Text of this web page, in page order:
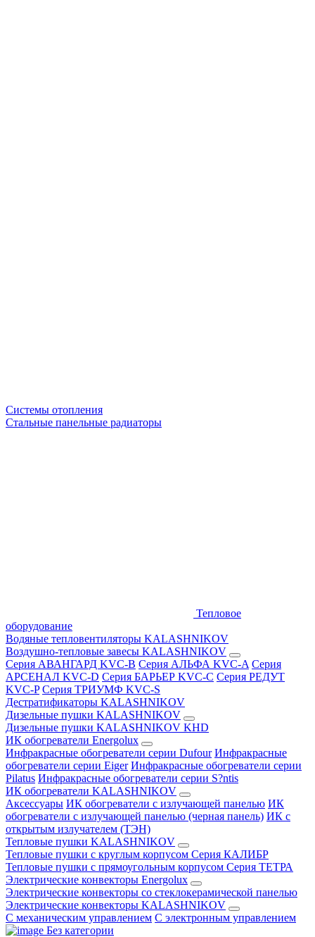
Системы отопления
Стальные панельные радиаторы
Тепловое
оборудование
Водяные тепловентиляторы KALASHNIKOV
Воздушно-тепловые завесы KALASHNIKOV
Серия АВАНГАРД KVC-B Серия АЛЬФА KVC-A Серия
АРСЕНАЛ KVC-D Серия БАРЬЕР KVC-C Серия РЕДУТ
KVC-P Серия ТРИУМФ KVC-S
Дестратификаторы KALASHNIKOV
Дизельные пушки KALASHNIKOV
Дизельные пушки KALASHNIKOV KHD
ИК обогреватели Energolux
Инфракрасные обогреватели серии Dufour Инфракрасные
обогреватели серии Eiger Инфракрасные обогреватели серии
Pilatus Инфракрасные обогреватели серии S?ntis
ИК обогреватели KALASHNIKOV
Аксессуары ИК обогреватели с излучающей панелью ИК
обогреватели с излучающей панелью (черная панель) ИК с
открытым излучателем (ТЭН)
Тепловые пушки KALASHNIKOV
Тепловые пушки с круглым корпусом Серия КАЛИБР
Тепловые пушки с прямоугольным корпусом Серия ТЕТРА
Электрические конвекторы Energolux
Электрические конвекторы со стеклокерамической панелью
Электрические конвекторы KALASHNIKOV
С механическим управлением С электронным управлением
Без категории